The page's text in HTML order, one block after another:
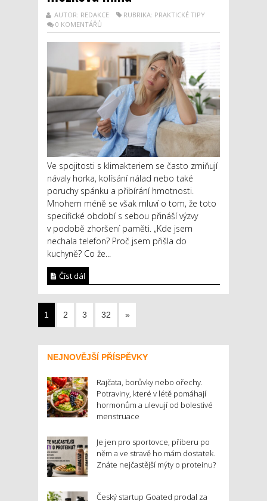
AUTOR: REDAKCE
RUBRIKA: PRAKTICKÉ TIPY
0 KOMENTÁŘŮ
Ve spojitosti s klimakteriem se často zmiňují
návaly horka, kolísání nálad nebo také
poruchy spánku a přibírání hmotnosti.
Mnohem méně se však mluví o tom, že toto
specifické období s sebou přináší výzvy
v podobě zhoršení paměti. „Kde jsem
nechala telefon? Proč jsem přišla do
kuchyně? Co že...
Číst dál
1 2 3 32 »
NEJNOVĚJŠÍ PŘÍSPĚVKY
Rajčata, borůvky nebo ořechy.
Potraviny, které v létě pomáhají
hormonům a ulevují od bolestivé
menstruace
Je jen pro sportovce, přiberu po
něm a ve stravě ho mám dostatek.
Znáte nejčastější mýty o proteinu?
Český startup Goated prodal za